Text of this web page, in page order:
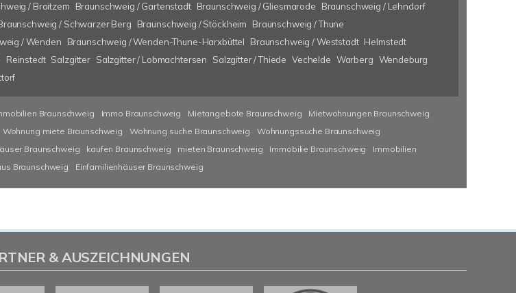
/ Broitzem Braunschweig / Gartenstadt Braunschweig / Gliesmarode
Braunschweig / Lehndorf
/ Schwarzer Berg Braunschweig / Stöckheim
Braunschweig / Thune
/ Wenden Braunschweig / Wenden-Thune-Harxbüttel Braunschweig / Weststadt Helmstedt
Reinstedt Salzgitter Salzgitter / Lobmachtersen Salzgitter / Thiede Vechelde Warberg Wendeburg
Braunschweig Immo Braunschweig Mietangebote Braunschweig
Mietwohnungen Braunschweig
Wohnung miete Braunschweig Wohnung suche Braunschweig
Wohnungssuche Braunschweig
Braunschweig kaufen Braunschweig mieten Braunschweig Immobilie Braunschweig
Immobilien
Braunschweig Einfamilienhäuser Braunschweig
& AUSZEICHNUNGEN